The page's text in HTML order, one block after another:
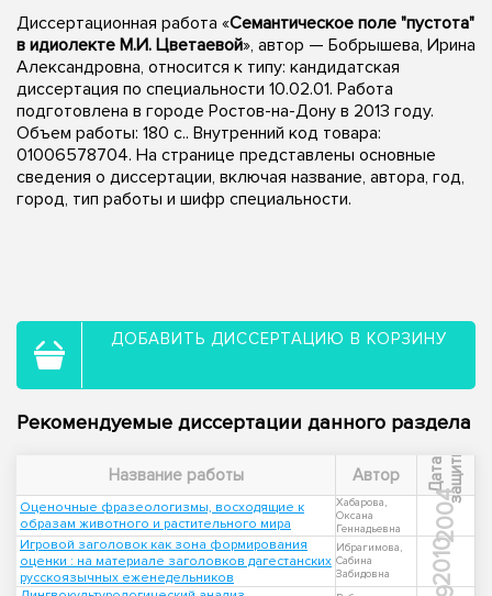
Диссертационная работа «Семантическое поле "пустота"
в идиолекте М.И. Цветаевой», автор — Бобрышева, Ирина
Александровна, относится к типу: кандидатская
диссертация по специальности 10.02.01. Работа
подготовлена в городе Ростов-на-Дону в 2013 году.
Объем работы: 180 с.. Внутренний код товара:
01006578704. На странице представлены основные
сведения о диссертации, включая название, автора, год,
город, тип работы и шифр специальности.
ДОБАВИТЬ ДИССЕРТАЦИЮ В КОРЗИНУ
Рекомендуемые диссертации данного раздела
Название работы Автор Д
а
т
а
з
а
щ
и
ты
Оценочные фразеологизмы, восходящие к
образам животного и растительного мира
Хабарова,
Оксана
Геннадьевна
2004
Игровой заголовок как зона формирования
оценки : на материале заголовков дагестанских
русскоязычных еженедельников
Ибрагимова,
Сабина
Забидовна
2010